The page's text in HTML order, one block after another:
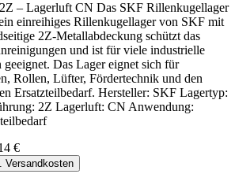
– Lagerluft CN Das SKF Rillenkugellager
einreihiges Rillenkugellager von SKF mit
2Z-Metallabdeckung schützt das
und ist für viele industrielle
geeignet. Das Lager eignet sich für
Rollen, Lüfter, Fördertechnik und den
Ersatzteilbedarf. Hersteller: SKF Lagertyp:
2Z Lagerluft: CN Anwendung:
€
Versandkosten